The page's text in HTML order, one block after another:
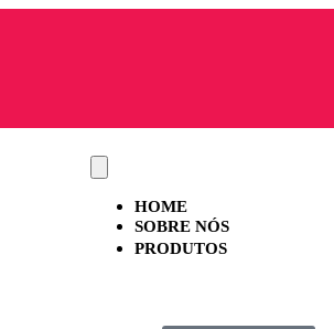
HOME
SOBRE NÓS
PRODUTOS